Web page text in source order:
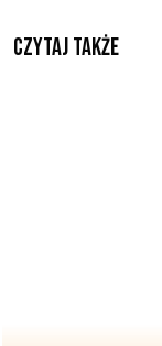
Czytaj także